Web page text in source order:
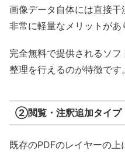
画像データ自体には直接
非常に軽量なメリットがあ
完全無料で提供されるソ
整理を行えるのが特徴です。
②閲覧・注釈追加タイプ
既存のPDFのレイヤーの上